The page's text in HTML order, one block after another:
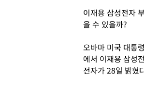
이재용 삼성전자
을 수 있을까?
오바마 미국 대통
에서 이재용 삼성
전자가 28일 밝혔